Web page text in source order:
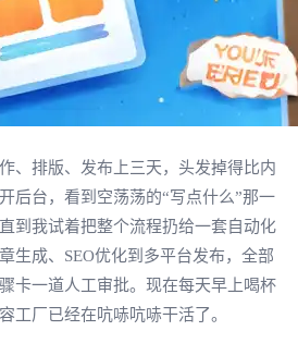
、排版、发布上三天，头发掉得比内
后台，看到空荡荡的“写点什么”那一
到我试着把整个流程扔给一套自动化
成、SEO优化到多平台发布，全部
卡一道人工审批。现在每天早上喝杯
工厂已经在吭哧吭哧干活了。